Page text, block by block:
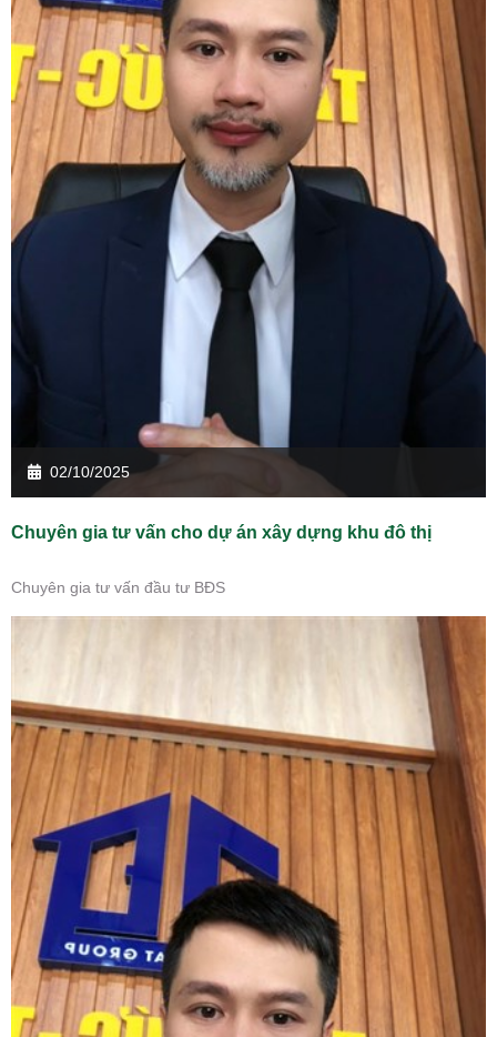
02/10/2025
Chuyên gia tư vấn cho dự án xây dựng khu đô thị
Chuyên gia tư vấn đầu tư BĐS